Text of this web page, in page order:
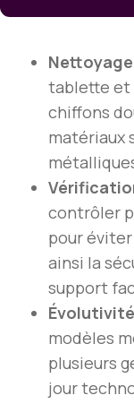
tablette et
chiffons
matériaux
contrôler
pour
ainsi la
support
modèles
plusieurs
jour